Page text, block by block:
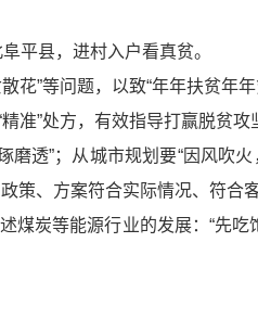
平县，进村入户看真贫。
”等问题，以致“年年扶贫年年
准”处方，有效指导打赢脱贫攻
磨透”；从城市规划要“因风吹
、方案符合实际情况、符合
煤炭等能源行业的发展：“先